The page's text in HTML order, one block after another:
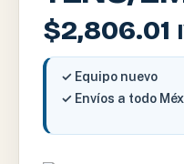
$2,806.01
✓ Equipo nuevo
✓ Envíos a todo